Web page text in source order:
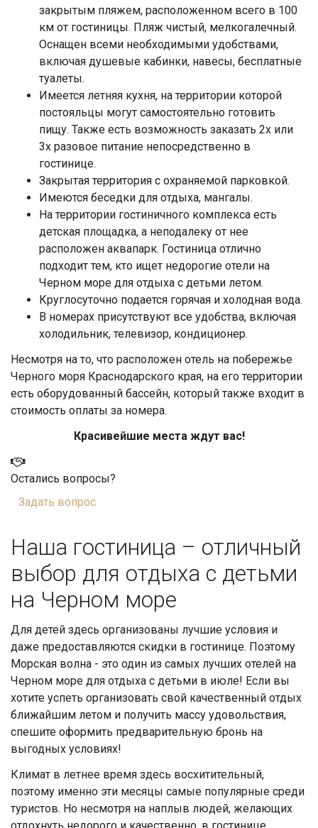
закрытым пляжем, расположенном всего в 100
км от гостиницы. Пляж чистый, мелкогалечный.
Оснащен всеми необходимыми удобствами,
включая душевые кабинки, навесы, бесплатные
туалеты.
Имеется летняя кухня, на территории которой
постояльцы могут самостоятельно готовить
пищу. Также есть возможность заказать 2х или
3х разовое питание непосредственно в
гостинице.
Закрытая территория с охраняемой парковкой.
Имеются беседки для отдыха, мангалы.
На территории гостиничного комплекса есть
детская площадка, а неподалеку от нее
расположен аквапарк. Гостиница отлично
подходит тем, кто ищет недорогие отели на
Черном море для отдыха с детьми летом.
Круглосуточно подается горячая и холодная вода.
В номерах присутствуют все удобства, включая
холодильник, телевизор, кондиционер.
Несмотря на то, что расположен отель на побережье
Черного моря Краснодарского края, на его территории
есть оборудованный бассейн, который также входит в
стоимость оплаты за номера.
Красивейшие места ждут вас!
Остались вопросы?
Задать вопрос
Наша гостиница – отличный
выбор для отдыха с детьми
на Черном море
Для детей здесь организованы лучшие условия и
даже предоставляются скидки в гостинице. Поэтому
Морская волна - это один из самых лучших отелей на
Черном море для отдыха с детьми в июле! Если вы
хотите успеть организовать свой качественный отдых
ближайшим летом и получить массу удовольствия,
спешите оформить предварительную бронь на
выгодных условиях!
Климат в летнее время здесь восхитительный,
поэтому именно эти месяцы самые популярные среди
туристов. Но несмотря на наплыв людей, желающих
отдохнуть недорого и качественно, в гостинице